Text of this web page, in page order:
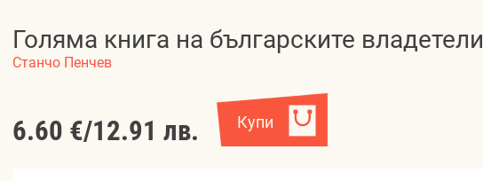
Голяма книга на българските владетели
Станчо Пенчев
6.60 €/12.91 лв. Купи